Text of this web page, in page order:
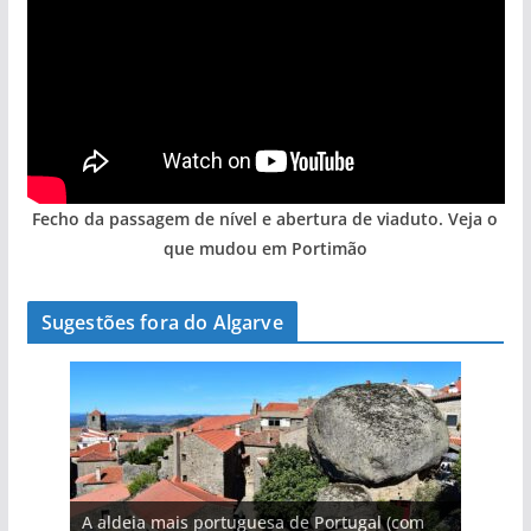
Fecho da passagem de nível e abertura de viaduto. Veja o
que mudou em Portimão
Sugestões fora do Algarve
A aldeia mais portuguesa de Portugal (com